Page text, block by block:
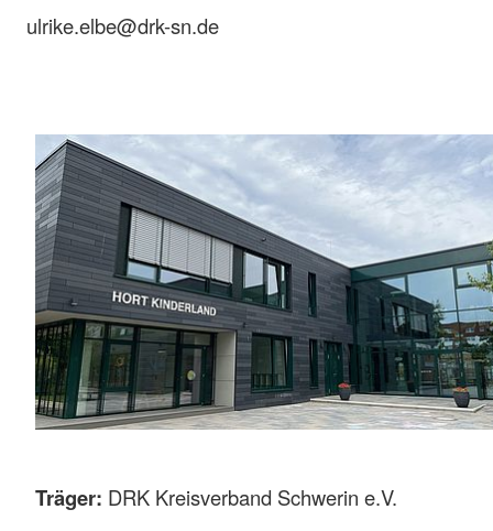
ulrike.elbe@drk-sn.de
Träger: DRK Kreisverband Schwerin e.V.